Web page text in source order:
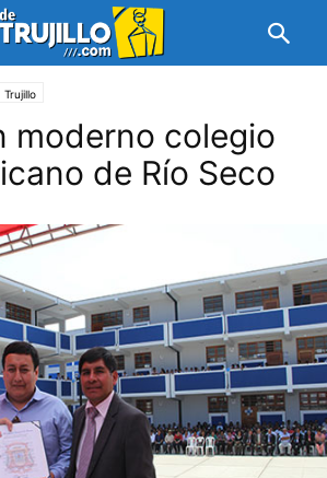
Trujillo
moderno colegio
de Río Seco